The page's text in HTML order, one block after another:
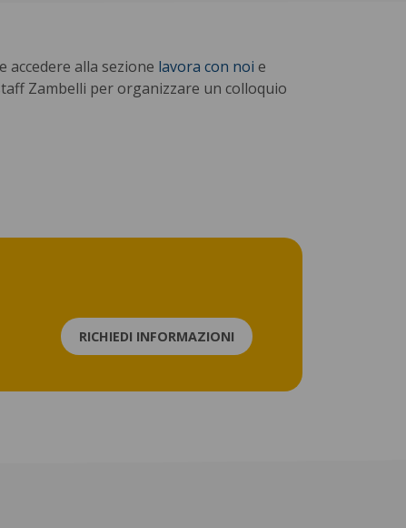
alla sezione lavora con noi e
Zambelli per organizzare un colloquio
RICHIEDI INFORMAZIONI